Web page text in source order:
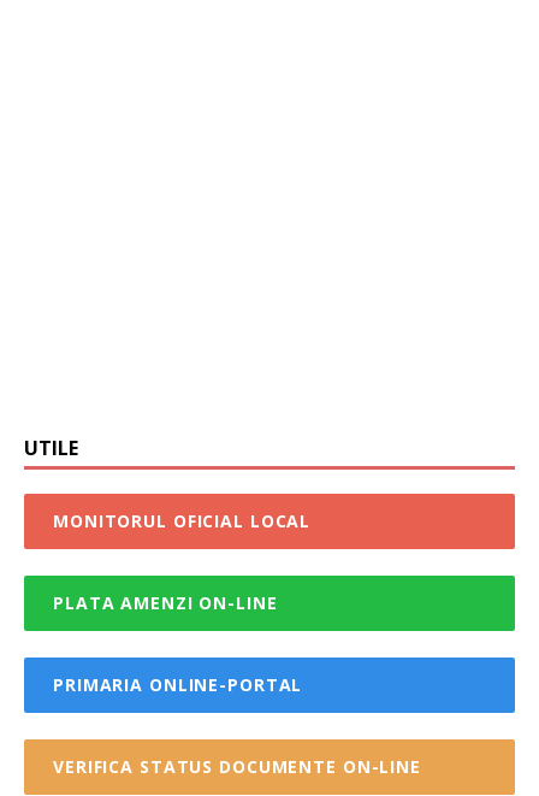
UTILE
MONITORUL OFICIAL LOCAL
PLATA AMENZI ON-LINE
PRIMARIA ONLINE-PORTAL
VERIFICA STATUS DOCUMENTE ON-LINE